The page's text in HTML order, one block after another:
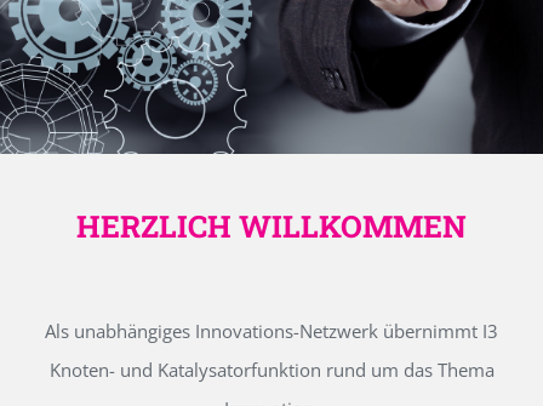
HERZLICH WILLKOMMEN
Als unabhängiges Innovations-Netzwerk übernimmt I3
Knoten- und Katalysatorfunktion rund um das Thema